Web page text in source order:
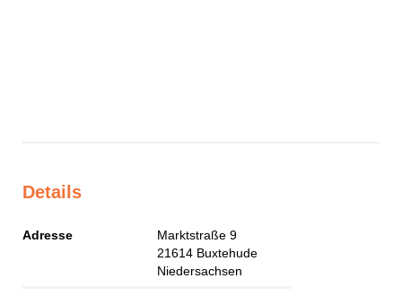
Details
Adresse
Marktstraße 9
21614 Buxtehude
Niedersachsen